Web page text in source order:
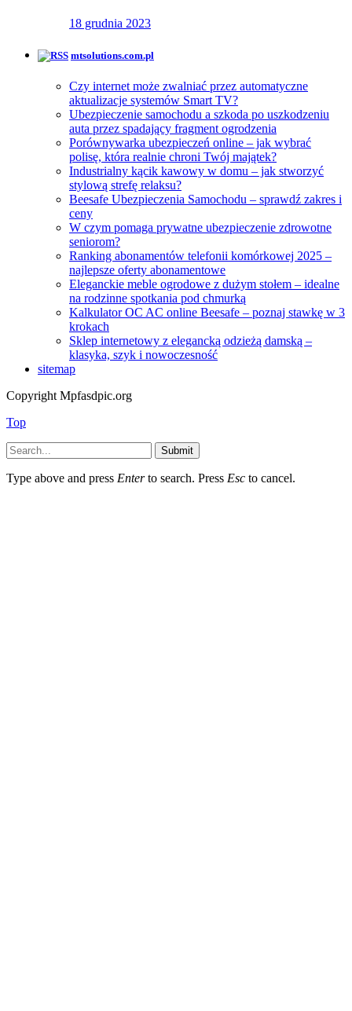
18 grudnia 2023
mtsolutions.com.pl
Czy internet może zwalniać przez automatyczne
aktualizacje systemów Smart TV?
Ubezpieczenie samochodu a szkoda po uszkodzeniu
auta przez spadający fragment ogrodzenia
Porównywarka ubezpieczeń online – jak wybrać
polisę, która realnie chroni Twój majątek?
Industrialny kącik kawowy w domu – jak stworzyć
stylową strefę relaksu?
Beesafe Ubezpieczenia Samochodu – sprawdź zakres i
ceny
W czym pomaga prywatne ubezpieczenie zdrowotne
seniorom?
Ranking abonamentów telefonii komórkowej 2025 –
najlepsze oferty abonamentowe
Eleganckie meble ogrodowe z dużym stołem – idealne
na rodzinne spotkania pod chmurką
Kalkulator OC AC online Beesafe – poznaj stawkę w 3
krokach
Sklep internetowy z elegancką odzieżą damską –
klasyka, szyk i nowoczesność
sitemap
Copyright Mpfasdpic.org
Top
Submit
Type above and press Enterto search. Press Esc to cancel.